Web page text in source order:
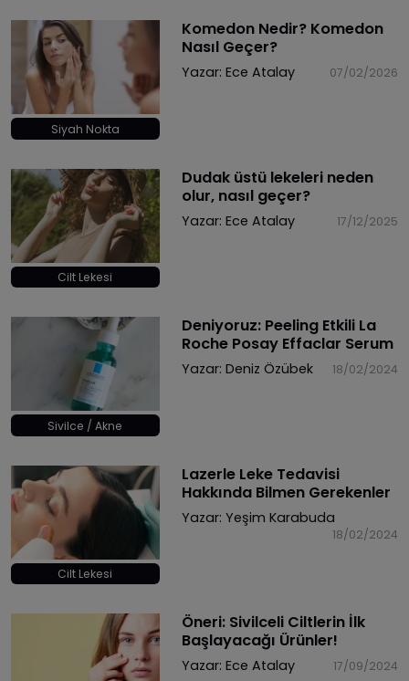
Siyah Nokta
Komedon Nedir? Komedon
Nasıl Geçer?
Yazar: Ece Atalay 07/02/2026
Cilt Lekesi
Dudak üstü lekeleri neden
olur, nasıl geçer?
Yazar: Ece Atalay 17/12/2025
Sivilce / Akne
Deniyoruz: Peeling Etkili La
Roche Posay Effaclar Serum
Yazar: Deniz Özübek 18/02/2024
Cilt Lekesi
Lazerle Leke Tedavisi
Hakkında Bilmen Gerekenler
Yazar: Yeşim Karabuda
18/02/2024
Öneri: Sivilceli Ciltlerin İlk
Başlayacağı Ürünler!
Yazar: Ece Atalay 17/09/2024